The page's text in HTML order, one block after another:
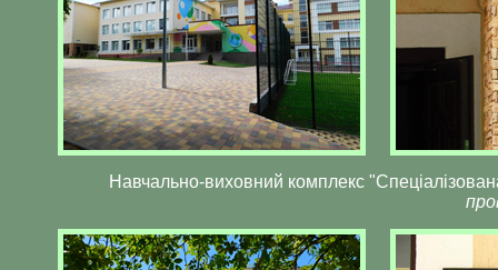
Навчально-виховний комплекс